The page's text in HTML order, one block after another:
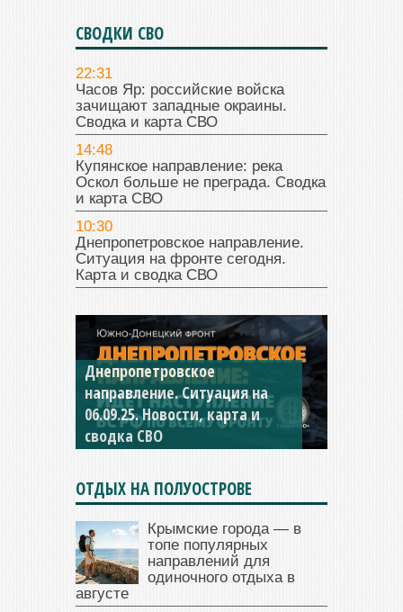
СВОДКИ СВО
22:31
Часов Яр: российские войска
зачищают западные окраины.
Сводка и карта СВО
14:48
Купянское направление: река
Оскол больше не преграда. Сводка
и карта СВО
10:30
Днепропетровское направление.
Ситуация на фронте сегодня.
Карта и сводка СВО
Константиновское
направление. Ситуация на
04.09.25 Новости, карта и
сводка СВО
ОТДЫХ НА ПОЛУОСТРОВЕ
Крымские города — в
топе популярных
направлений для
одиночного отдыха в
августе